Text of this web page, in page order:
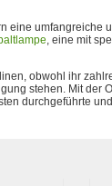
eine umfangreiche
, eine mit
obwohl ihr
stehen. Mit der
durchgeführte